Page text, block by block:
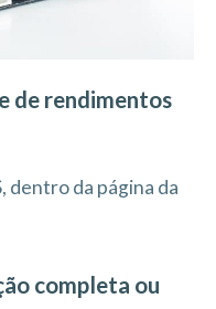
de rendimentos
dentro da página da
completa ou